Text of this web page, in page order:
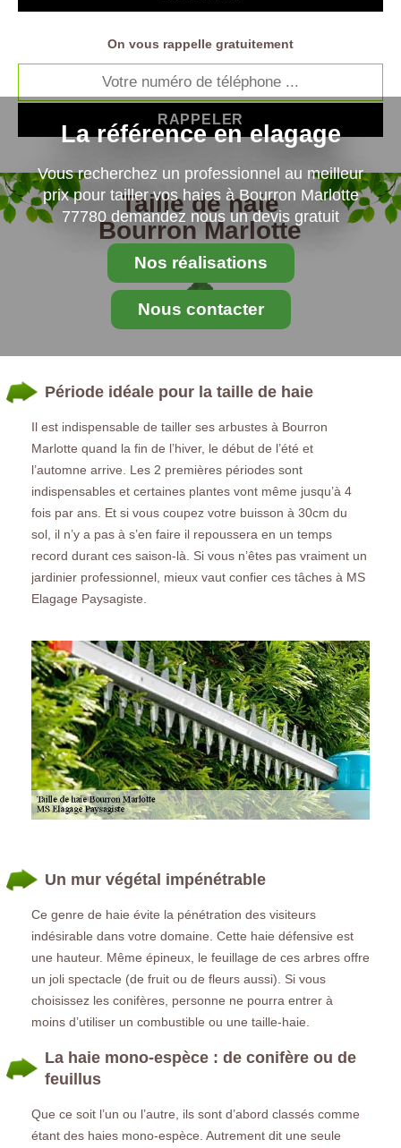
La référence en elagage
Vous recherchez un professionnel au meilleur
prix pour tailler vos haies à Bourron Marlotte
77780 demandez nous un devis gratuit
Nos réalisations
Nous contacter
On vous rappelle gratuitement
Taille de haie
Bourron Marlotte
77780
Période idéale pour la taille de haie
Il est indispensable de tailler ses arbustes à Bourron
Marlotte quand la fin de l’hiver, le début de l’été et
l’automne arrive. Les 2 premières périodes sont
indispensables et certaines plantes vont même jusqu’à 4
fois par ans. Et si vous coupez votre buisson à 30cm du
sol, il n’y a pas à s’en faire il repoussera en un temps
record durant ces saison-là. Si vous n’êtes pas vraiment un
jardinier professionnel, mieux vaut confier ces tâches à MS
Elagage Paysagiste.
Un mur végétal impénétrable
Ce genre de haie évite la pénétration des visiteurs
indésirable dans votre domaine. Cette haie défensive est
une hauteur. Même épineux, le feuillage de ces arbres offre
un joli spectacle (de fruit ou de fleurs aussi). Si vous
choisissez les conifères, personne ne pourra entrer à
moins d’utiliser un combustible ou une taille-haie.
La haie mono-espèce : de conifère ou de
feuillus
Que ce soit l’un ou l’autre, ils sont d’abord classés comme
étant des haies mono-espèce. Autrement dit une seule